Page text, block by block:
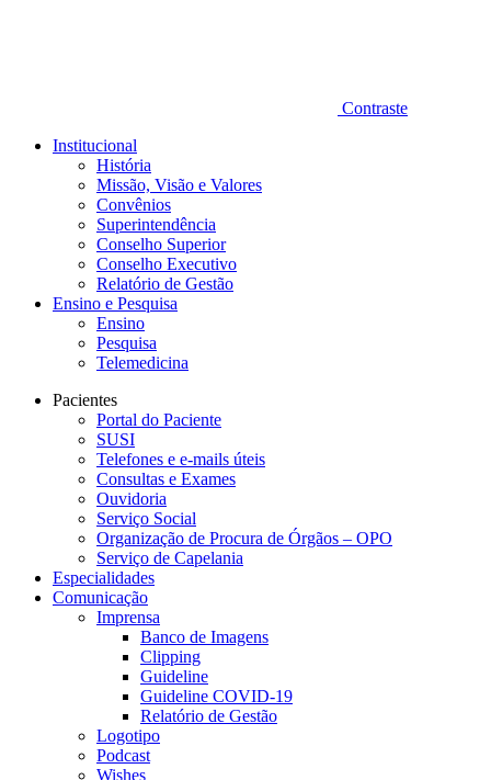
Contraste
Institucional
História
Missão, Visão e Valores
Convênios
Superintendência
Conselho Superior
Conselho Executivo
Relatório de Gestão
Ensino e Pesquisa
Ensino
Pesquisa
Telemedicina
Pacientes
Portal do Paciente
SUSI
Telefones e e-mails úteis
Consultas e Exames
Ouvidoria
Serviço Social
Organização de Procura de Órgãos – OPO
Serviço de Capelania
Especialidades
Comunicação
Imprensa
Banco de Imagens
Clipping
Guideline
Guideline COVID-19
Relatório de Gestão
Logotipo
Podcast
Wishes